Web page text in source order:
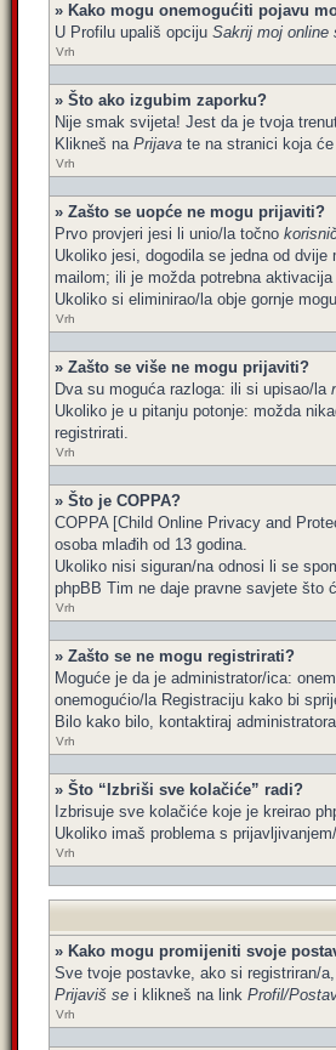
» Kako mogu onemogućiti pojavu
U Profilu upališ opciju Sakrij moj online
Vrh
» Što ako izgubim zaporku?
Nije smak svijeta! Jest da je tvoja
Klikneš na Prijava te na stranici koja
Vrh
» Zašto se uopće ne mogu prijaviti?
Prvo provjeri jesi li unio/la točno
Ukoliko jesi, dogodila se jedna od
mailom; ili je možda potrebna
Ukoliko si eliminirao/la obje gornje
Vrh
» Zašto se više ne mogu prijaviti?
Dva su moguća razloga: ili si upisao/la
Ukoliko je u pitanju potonje: možda
registrirati.
Vrh
» Što je COPPA?
COPPA [Child Online Privacy and
osoba mlađih od 13 godina.
Ukoliko nisi siguran/na odnosi li se
phpBB Tim ne daje pravne savjete što
Vrh
» Zašto se ne mogu registrirati?
Moguće je da je administrator/ica:
onemogućio/la Registraciju kako bi
Bilo kako bilo, kontaktiraj
Vrh
» Što “Izbriši sve kolačiće” radi?
Izbrisuje sve kolačiće koje je kreirao
Ukoliko imaš problema s
Vrh
» Kako mogu promijeniti svoje
Sve tvoje postavke, ako si registriran/
Prijaviš se i klikneš na link Profil/
Vrh